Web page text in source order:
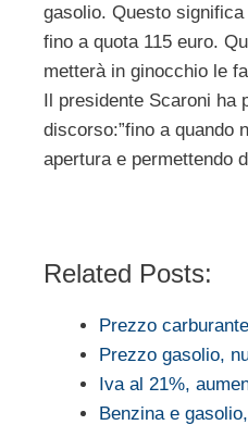
gasolio. Questo
fino a quota 115 euro.
metterà in ginocchio le
Il presidente Scaroni ha
discorso:”fino a quando
apertura e permettendo
Related Posts:
Prezzo
Prezzo gasolio,
Iva al 21%,
Benzina e